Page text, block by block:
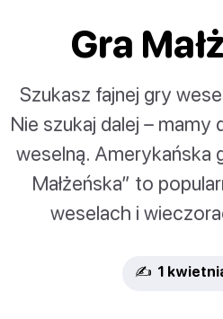
Gra
Szukasz fajnej gry
Nie szukaj dalej – mamy
weselną. Amerykańska
Małżeńska” to
weselach i
✍️ 1